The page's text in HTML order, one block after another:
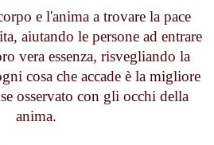
e l'anima a trovare la pace
aiutando le persone ad entrare
vera essenza, risvegliando la
cosa che accade è la migliore
osservato con gli occhi della
anima.